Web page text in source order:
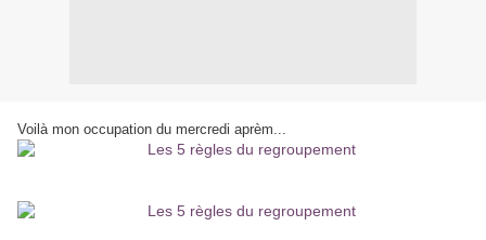
Voilà mon occupation du mercredi aprèm...